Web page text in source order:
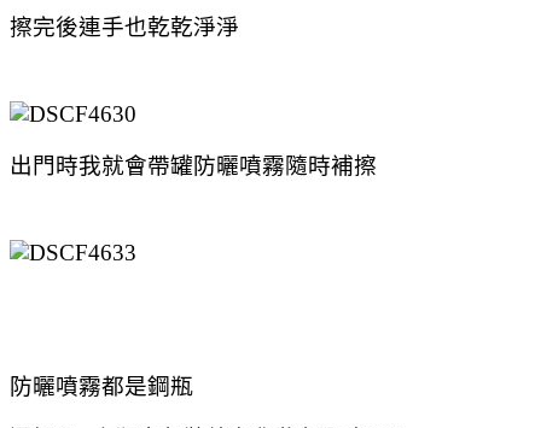
擦完後連手也乾乾淨淨
出門時我就會帶罐防曬噴霧隨時補擦
防曬噴霧都是鋼瓶